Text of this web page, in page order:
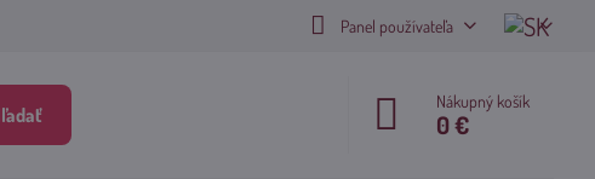
Panel používateľa
Nákupný košík
0 €